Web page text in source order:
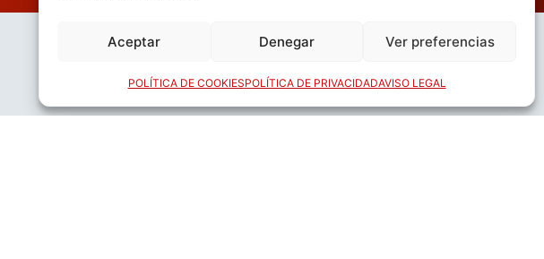
Aceptar Denegar Ver preferencias
POLÍTICA DE COOKIESPOLÍTICA DE PRIVACIDADAVISO LEGAL